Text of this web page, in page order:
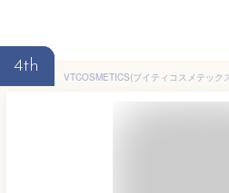
4th